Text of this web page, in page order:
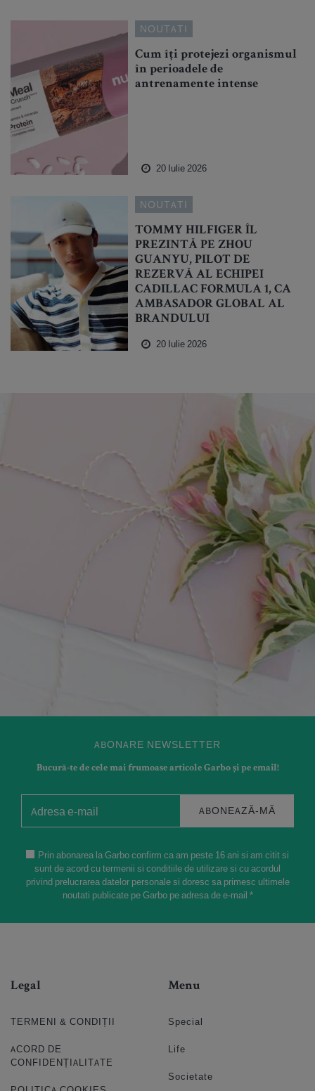
NOUTATI
Cum îți protejezi organismul
în perioadele de
antrenamente intense
20 Iulie 2026
NOUTATI
TOMMY HILFIGER ÎL
PREZINTĂ PE ZHOU
GUANYU, PILOT DE
REZERVĂ AL ECHIPEI
CADILLAC FORMULA 1, CA
AMBASADOR GLOBAL AL
BRANDULUI
20 Iulie 2026
ABONARE NEWSLETTER
Bucură-te de cele mai frumoase articole Garbo și pe email!
ABONEAZĂ-MĂ
Prin abonarea la Garbo confirm ca am peste 16 ani si am citit si
sunt de acord cu termenii si conditiile de utilizare si cu acordul
privind prelucrarea datelor personale si doresc sa primesc ultimele
noutati publicate pe Garbo pe adresa de e-mail *
Legal
TERMENI & CONDIȚII
ACORD DE
CONFIDENȚIALITATE
Menu
Special
Life
Societate